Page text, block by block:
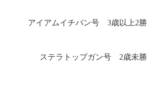
アイアムイチバン号 3歳以上2
ステラトップガン号 2歳未